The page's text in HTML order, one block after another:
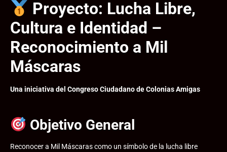
Proyecto: Lucha Libre,
Cultura e Identidad –
Reconocimiento a Mil
Máscaras
Una iniciativa del Congreso Ciudadano de Colonias Amigas
Objetivo General
Reconocer a Mil Máscaras como un símbolo de la lucha libre